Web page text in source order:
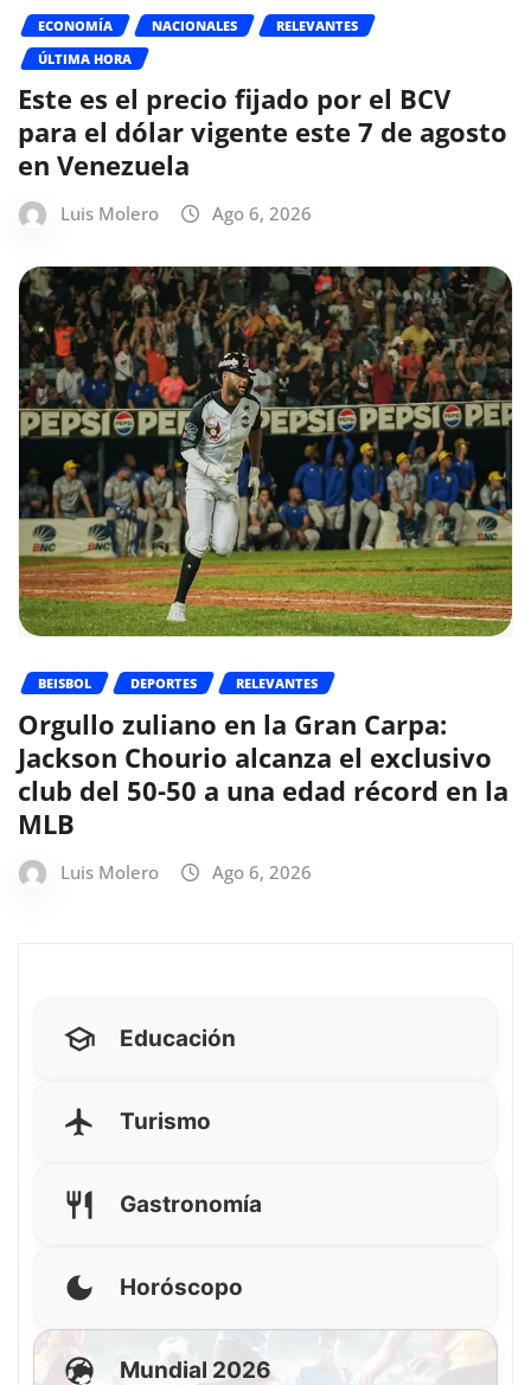
ECONOMÍA NACIONALES
RELEVANTES
ÚLTIMA HORA
Este es el precio fijado por el BCV
para el dólar vigente este 7 de agosto
en Venezuela
Luis Molero Ago 6, 2026
BEISBOL DEPORTES RELEVANTES
Orgullo zuliano en la Gran Carpa:
Jackson Chourio alcanza el exclusivo
club del 50-50 a una edad récord en la
MLB
Luis Molero Ago 6, 2026
Educación
Turismo
Gastronomía
Horóscopo
Mundial 2026